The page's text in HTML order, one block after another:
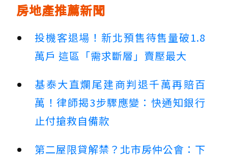
房地產推薦新聞
投機客退場！新北預售待售量破1.8
萬戶 這區「需求斷層」賣壓最大
基泰大直爛尾建商判退千萬再賠百
萬！律師揭3步驟應變：快通知銀行
止付搶救自備款
第二屋限貸解禁？北市房仲公會：下